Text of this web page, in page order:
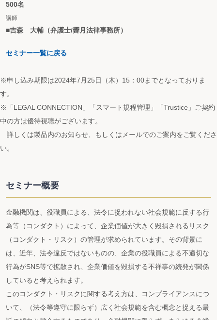
500名
講師
■吉森 大輔（弁護士/霽月法律事務所）
セミナー一覧に戻る
※申し込み期限は2024年7月25日（木）15：00までとなっておりま
す。
※「LEGAL CONNECTION」「スマート規程管理」「Trustice」ご契約
中の方は優待視聴がございます。
詳しくは製品内のお知らせ、もしくはメールでのご案内をご覧くださ
い。
セミナー概要
金融機関は、役職員による、法令に捉われない社会規範に反する行
為等（コンダクト）によって、企業価値が大きく毀損されるリスク
（コンダクト・リスク）の管理が求められています。その背景に
は、近年、法令違反ではないものの、企業の役職員による不適切な
行為がSNS等で拡散され、企業価値を毀損する不祥事の続発が関係
していると考えられます。
このコンダクト・リスクに関する考え方は、コンプライアンスにつ
いて、（法令等遵守に限らず）広く社会規範を含む概念と捉える最